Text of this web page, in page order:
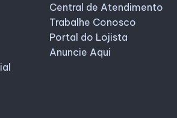
Central de Atendimento
Trabalhe Conosco
Portal do Lojista
Anuncie Aqui